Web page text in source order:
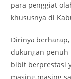
para penggiat
khususnya di
Dirinya
dukungan penuh
bibit berprestasi
masing-masing